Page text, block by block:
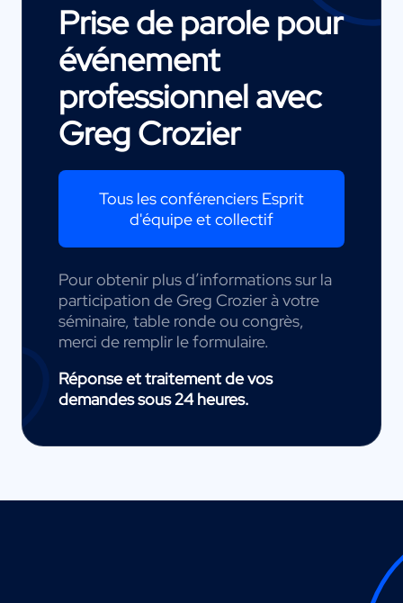
Prise de parole pour
événement
professionnel avec
Greg Crozier
Tous les conférenciers Esprit
d'équipe et collectif
Pour obtenir plus d’informations sur la
participation de Greg Crozier à votre
séminaire, table ronde ou congrès,
merci de remplir le formulaire.
Réponse et traitement de vos
demandes sous 24 heures.